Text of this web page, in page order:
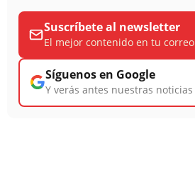
Suscríbete al newsletter
El mejor contenido en tu correo
Síguenos en Google
Y verás antes nuestras noticias